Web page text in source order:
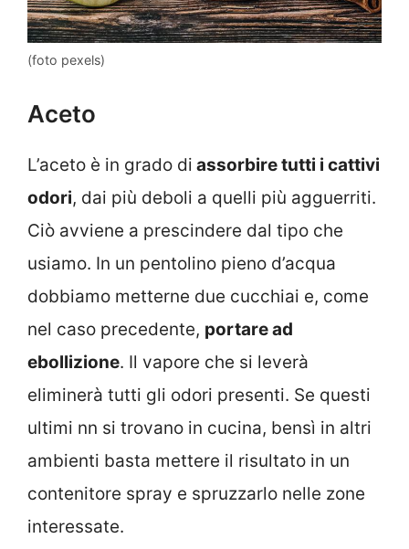
(foto pexels)
Aceto
L’aceto è in grado di assorbire tutti i cattivi
odori, dai più deboli a quelli più agguerriti.
Ciò avviene a prescindere dal tipo che
usiamo. In un pentolino pieno d’acqua
dobbiamo metterne due cucchiai e, come
nel caso precedente, portare ad
ebollizione. Il vapore che si leverà
eliminerà tutti gli odori presenti. Se questi
ultimi nn si trovano in cucina, bensì in altri
ambienti basta mettere il risultato in un
contenitore spray e spruzzarlo nelle zone
interessate.